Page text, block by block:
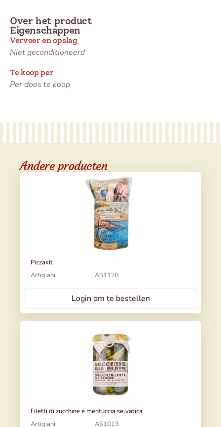
Eigenschappen
Vervoer en opslag
Niet geconditioneerd
Te koop per
Per doos te koop
Over het product
Andere producten
Pizzakit
Artigiani
AS1128
Login om te bestellen
Filetti di zucchine e mentuccia selvatica
Artigiani
AS1013